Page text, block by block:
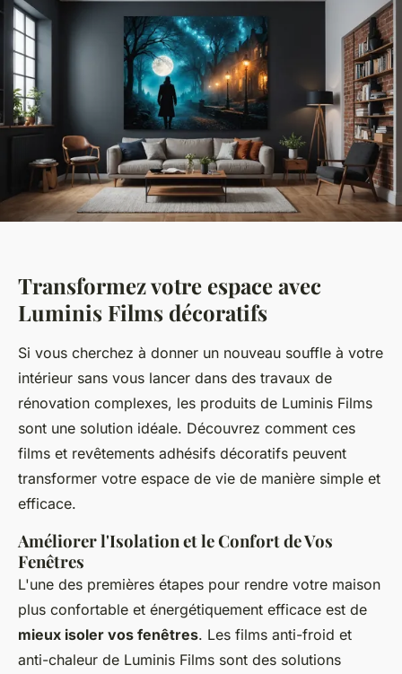
Transformez votre espace avec
Luminis Films décoratifs
Si vous cherchez à donner un nouveau souffle à votre
intérieur sans vous lancer dans des travaux de
rénovation complexes, les produits de Luminis Films
sont une solution idéale. Découvrez comment ces
films et revêtements adhésifs décoratifs peuvent
transformer votre espace de vie de manière simple et
efficace.
Améliorer l'Isolation et le Confort de Vos
Fenêtres
L'une des premières étapes pour rendre votre maison
plus confortable et énergétiquement efficace est de
mieux isoler vos fenêtres. Les films anti-froid et
anti-chaleur de Luminis Films sont des solutions